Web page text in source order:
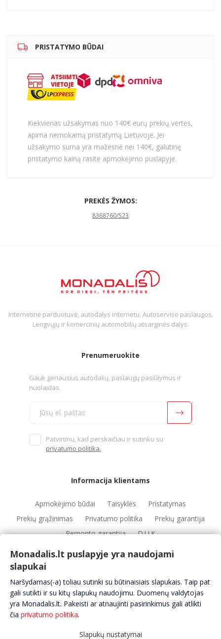
PRISTATYMO BŪDAI
Kiekvienas užsakymas nuo 140€ eurų prekių vertės,
apima nemokamą pristatymą Lietuvoje. Jei
užsakymo suma yra mažesnė nei 140€, galutinę
pristatymo kainą rasite apmokėjimo puslapyje.
PREKĖS ŽYMOS:
8368760/523
Internetinė parduotuvė, autodalys internetu. Autoserviso paslaugos.
Lengvųjų ir komercinių automobilių atsarginės dalys.
Prenumeruokite
Gauk geriausius autodalių, paslaugų pasiūlymus ir
nuolaidas.
Patvirtinu, kad perskaičiau ir sutinku su
privatumo politika.
Informacija klientams
Apmokėjimo būdai Taisyklės
Pristatymas
Prekių grąžinimas
Privatumo politika
Prekių garantija
Remonto garantija
D.U.K
Automobilių servisai Automobilių dalys
Apie mus
Kontaktai
Monadalis.lt puslapyje yra naudojami
slapukai
Naršydamas(-a) toliau sutinki su būtinaisiais slapukais. Taip pat
gali sutikti ir su kitų slapukų naudojimu. Duomenų valdytojas
yra Monadalis.lt. Pakeisti ar atnaujinti pasirinkimus gali atlikti
čia privatumo politika.
Slapukų nustatymai